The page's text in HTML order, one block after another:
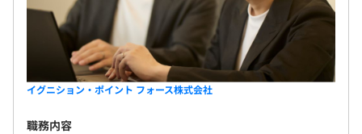
イグニション・ポイント フォース株式会社
職務内容